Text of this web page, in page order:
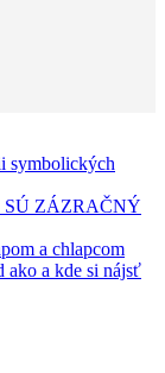
symbolických
SÚ ZÁZRAČNÝ
a chlapcom
ako a kde si nájsť